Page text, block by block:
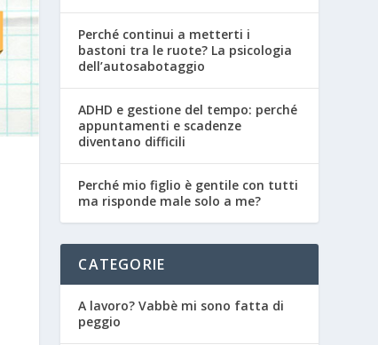
Perché continui a metterti i
bastoni tra le ruote? La psicologia
dell’autosabotaggio
ADHD e gestione del tempo: perché
appuntamenti e scadenze
diventano difficili
Perché mio figlio è gentile con tutti
ma risponde male solo a me?
CATEGORIE
A lavoro? Vabbè mi sono fatta di
peggio